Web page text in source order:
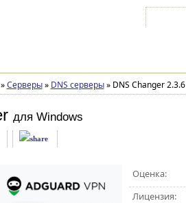
» Серверы » DNS серверы »DNS Changer 2.3.6
для Windows
Оценка:
Лицензия: